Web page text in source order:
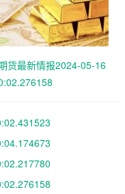
货最新情报2024-05-16